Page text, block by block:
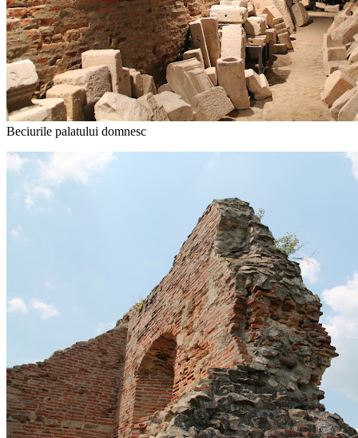
Beciurile palatului domnesc